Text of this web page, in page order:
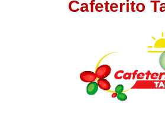
Cafeterito